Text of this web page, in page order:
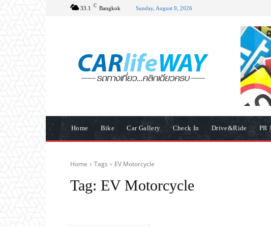
33.1 C Bangkok Sunday, August 9, 2026
Home Bike Car Gallery Check In Drive&Ride PR
Home Tags EV Motorcycle
Tag: EV Motorcycle